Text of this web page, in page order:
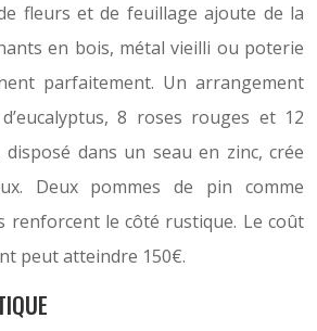
fleurs et de feuillage ajoute de la
en bois, métal vieilli ou poterie
parfaitement. Un arrangement
8 roses rouges et 12
disposé dans un seau en zinc, crée
Deux pommes de pin comme
renforcent le côté rustique. Le coût
peut atteindre 150€.